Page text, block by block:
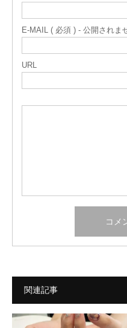
E-MAIL ( 必須 ) - 公開されま
URL
関連記事